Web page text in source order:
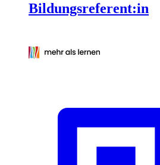
Bildungsreferent:in